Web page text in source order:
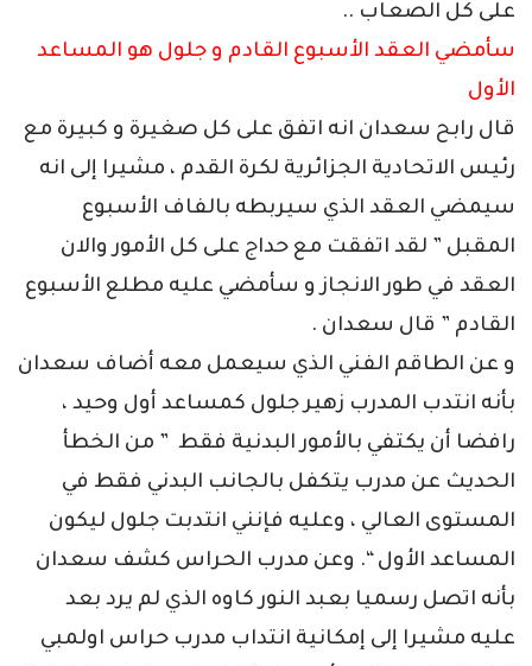
على كل الصعاب ..
سأمضي العقد الأسبوع القادم و جلول هو المساعد
الأول
قال رابح سعدان انه اتفق على كل صغيرة و كبيرة مع
رئيس الاتحادية الجزائرية لكرة القدم ، مشيرا إلى انه
سيمضي العقد الذي سيربطه بالفاف الأسبوع
المقبل ” لقد اتفقت مع حداج على كل الأمور والان
العقد في طور الانجاز و سأمضي عليه مطلع الأسبوع
القادم ” قال سعدان .
و عن الطاقم الفني الذي سيعمل معه أضاف سعدان
بأنه انتدب المدرب زهير جلول كمساعد أول وحيد ،
رافضا أن يكتفي بالأمور البدنية فقط ” من الخطأ
الحديث عن مدرب يتكفل بالجانب البدني فقط في
المستوى العالي ، وعليه فإنني انتدبت جلول ليكون
المساعد الأول “. وعن مدرب الحراس كشف سعدان
بأنه اتصل رسميا بعبد النور كاوه الذي لم يرد بعد
عليه مشيرا إلى إمكانية انتداب مدرب حراس اولمبي